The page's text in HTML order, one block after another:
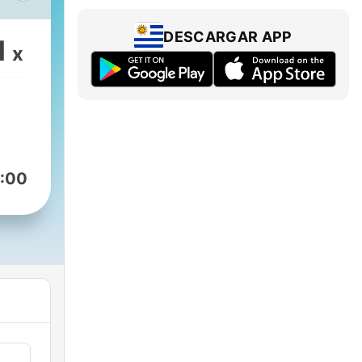
x
DESCARGAR APP